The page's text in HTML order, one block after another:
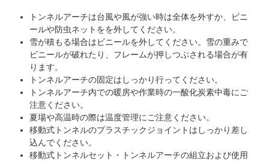
トンネルアーチは台風や風が強い時は全体を外すか、ビニ
ールや防虫ネットをを外してください。
雪が積もる場合はビニールを外してください。雪の重みで
ビニールが破れたり、フレームが押しつぶされる場合が有
ります。
トンネルアーチの固定はしっかり行ってください。
トンネルアーチ内での暖房や作業時の一酸化炭素中毒にご
注意ください。
夏場や高温時の際は温度管理にご注意ください。
移動式トンネルのプラスチックジョイントはしっかり差し
込んでください。
移動式トンネルセット・トンネルアーチの組立および使用